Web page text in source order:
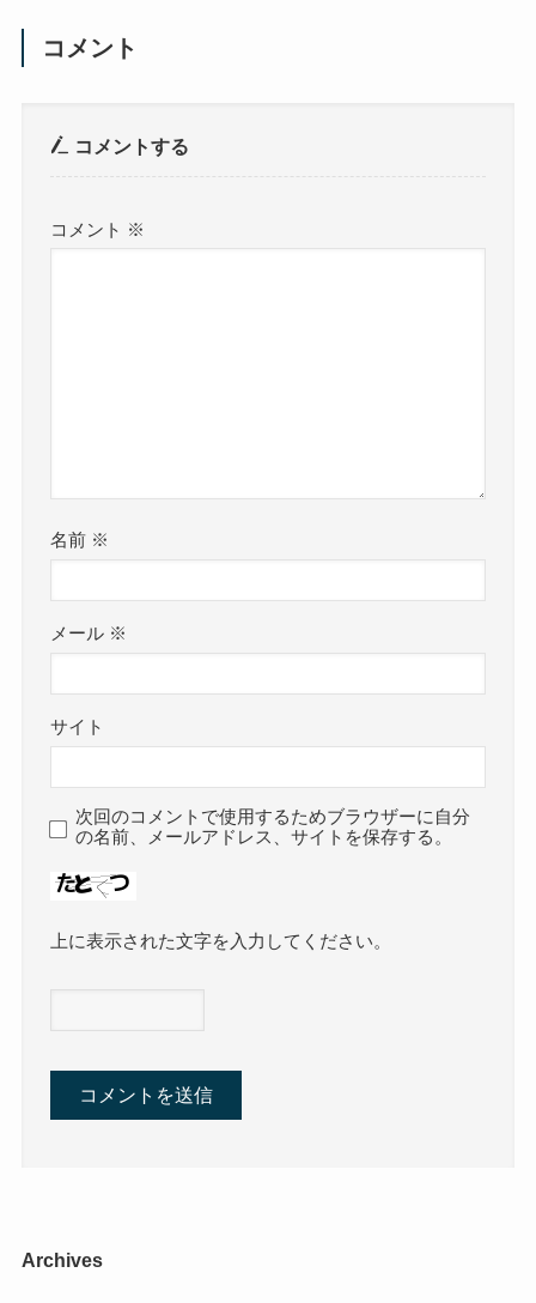
コメント
コメントする
コメント ※
名前 ※
メール ※
サイト
次回のコメントで使用するためブラウザーに自分
の名前、メールアドレス、サイトを保存する。
上に表示された文字を入力してください。
Archives